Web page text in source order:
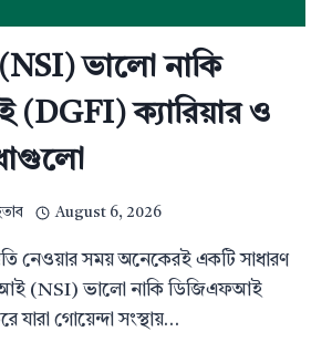
ভালো নাকি
ক্যারিয়ার ও
August 6, 2026
নেওয়ার সময় অনেকেরই একটি সাধারণ
(NSI) ভালো নাকি ডিজিএফআই
যারা গোয়েন্দা সংস্থায়…